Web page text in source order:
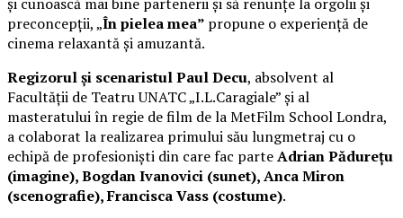
preconcepții, „În pielea mea” propune o experiență de
cinema relaxantă și amuzantă.
Regizorul și scenaristul Paul Decu, absolvent al
Facultății de Teatru UNATC „I.L.Caragiale” și al
masteratului în regie de film de la MetFilm School Londra,
a colaborat la realizarea primului său lungmetraj cu o
echipă de profesioniști din care fac parteAdrian Pădurețu
(imagine), Bogdan Ivanovici (sunet), Anca Miron
(scenografie), Francisca Vass (costume).